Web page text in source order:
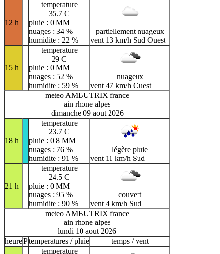
12 h
temperature
35.7 C
pluie : 0 MM
nuages : 34 %
humidite : 22 %
partiellement nuageux
vent 13 km/h Sud Ouest
15 h
temperature
29 C
pluie : 0 MM
nuages : 52 %
humidite : 59 %
nuageux
vent 47 km/h Ouest
meteo AMBUTRIX france
ain rhone alpes
dimanche 09 aout 2026
18 h
temperature
23.7 C
pluie : 0.8 MM
nuages : 76 %
humidite : 91 %
légère pluie
vent 11 km/h Sud
21 h
temperature
24.5 C
pluie : 0 MM
nuages : 95 %
humidite : 90 %
couvert
vent 4 km/h Sud
meteo AMBUTRIX france
ain rhone alpes
lundi 10 aout 2026
heurePtemperatures / pluie
temps / vent
temperature